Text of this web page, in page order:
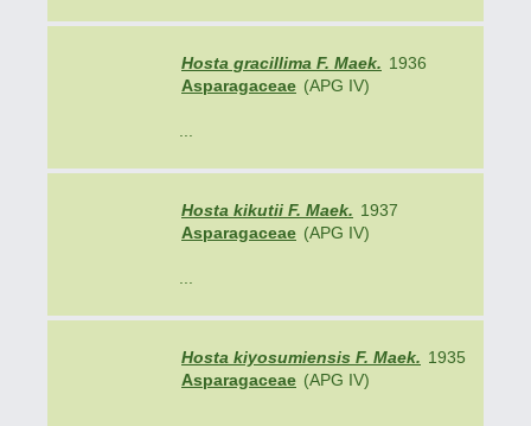
Hosta gracillima F. Maek. 1936
Asparagaceae (APG IV)
Hosta kikutii F. Maek. 1937
Asparagaceae (APG IV)
Hosta kiyosumiensis F. Maek. 1935
Asparagaceae (APG IV)